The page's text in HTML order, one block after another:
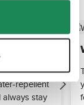
rain with
repellent
stay